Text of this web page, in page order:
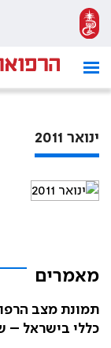
ינואר 2011
מאמרים
תמונת מצב
כללי בישראל –